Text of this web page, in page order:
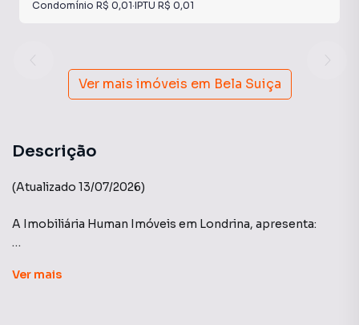
Condomínio R$ 0,01·IPTU R$ 0,01
Ver mais imóveis em Bela Suiça
Descrição
(Atualizado 13/07/2026)
A Imobiliária Human Imóveis em Londrina, apresenta:
Ver mais